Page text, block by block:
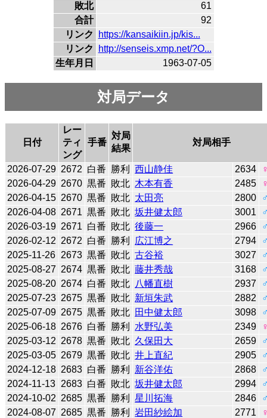
敗北
61
合計
92
リンク
https://kansaikiin.jp/kis...
リンク
http://senseis.xmp.net/?O...
生年月日
1963-07-05
対局データ
日付
レー
ティ
ング
手番
対局
結果
対局相手
2026-07-29 2672 白番 勝利 西山静佳 2634
2026-04-29 2670 黒番 敗北 木本有香 2485
2026-04-15 2670 黒番 敗北 太田亮 2800
2026-04-08 2671 黒番 敗北 坂井健太郎 3001
2026-03-19 2671 白番 敗北 後藤一 2966
2026-02-12 2672 白番 勝利 広江博之 2794
2025-11-26 2673 黒番 敗北 古谷裕 3027
2025-08-27 2674 黒番 敗北 藤井秀哉 3168
2025-08-20 2674 白番 敗北 八幡直樹 2937
2025-07-23 2675 黒番 敗北 新垣朱武 2882
2025-07-09 2675 黒番 敗北 田中健太郎 3098
2025-06-18 2676 白番 勝利 水野弘美 2349
2025-03-12 2678 黒番 敗北 久保田大 2659
2025-03-05 2679 黒番 敗北 井上直紀 2905
2024-12-18 2683 白番 勝利 新谷洋佑 2868
2024-11-13 2683 白番 敗北 坂井健太郎 2994
2024-10-02 2685 黒番 勝利 星川拓海 2846
2024-08-07 2685 黒番 勝利 岩田紗絵加 2771